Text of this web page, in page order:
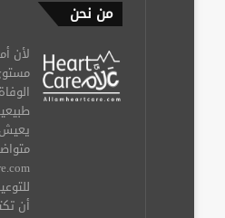
من نحن
لأن
أن